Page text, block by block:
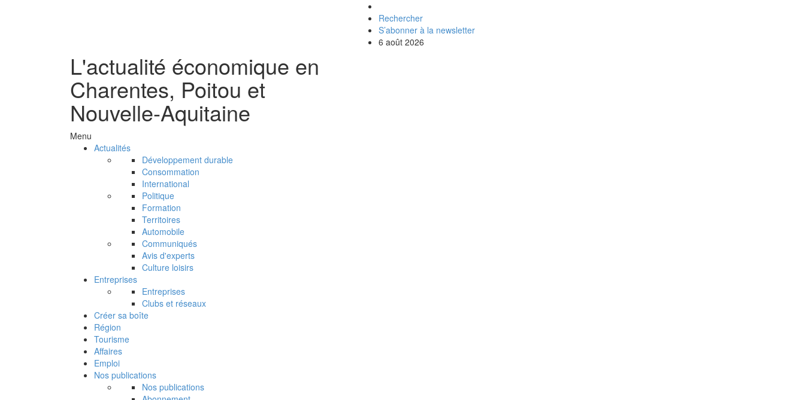
L'actualité économique en
Charentes, Poitou et
Nouvelle-Aquitaine
Rechercher
S’abonner à la newsletter
6 août 2026
Menu
Actualités
Développement durable
Consommation
International
Politique
Formation
Territoires
Automobile
Communiqués
Avis d'experts
Culture loisirs
Entreprises
Entreprises
Clubs et réseaux
Créer sa boîte
Région
Tourisme
Affaires
Emploi
Nos publications
Nos publications